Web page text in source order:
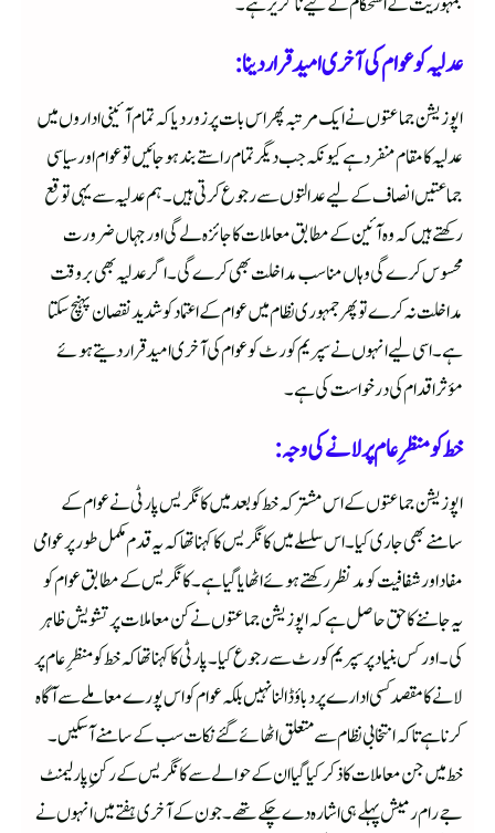
عدلیہ کو عوام کی آخری امید قرار دینا:
اپوزیشن جماعتوں نے ایک مرتبہ پھر اس بات پر زور دیا کہ تمام آئینی اداروں میں
عدلیہ کا مقام منفرد ہے کیونکہ جب دیگر تمام راستے بند ہو جائیں تو عوام اور سیاسی
جماعتیں انصاف کے لیے عدالتوں سے رجوع کرتی ہیں۔ ہم عدلیہ سے یہی توقع
رکھتے ہیں کہ وہ آئین کے مطابق معاملات کا جائزہ لے گی اور جہاں ضرورت
محسوس کرے گی وہاں مناسب مداخلت بھی کرے گی۔ اگر عدلیہ بھی بروقت
مداخلت نہ کرے تو پھر جمہوری نظام میں عوام کے اعتماد کو شدید نقصان پہنچ سکتا
ہے۔ اسی لیے انہوں نے سپریم کورٹ کو عوام کی آخری امید قرار دیتے ہوئے
مؤثر اقدام کی درخواست کی ہے۔
خط کو منظرِ عام پر لانے کی وجہ:
اپوزیشن جماعتوں کے اس مشترکہ خط کو بعد میں کانگریس پارٹی نے عوام کے
سامنے بھی جاری کیا۔ اس سلسلے میں کانگریس کا کہنا تھا کہ یہ قدم مکمل طور پر عوامی
مفاد اور شفافیت کو مدنظر رکھتے ہوئے اٹھایا گیا ہے۔ کانگریس کے مطابق عوام کو
یہ جاننے کا حق حاصل ہے کہ اپوزیشن جماعتوں نے کن معاملات پر تشویش ظاہر
کی۔اور کس بنیاد پر سپریم کورٹ سے رجوع کیا۔ پارٹی کا کہنا تھا کہ خط کو منظرِ عام پر
لانے کا مقصد کسی ادارے پر دباؤ ڈالنا نہیں بلکہ عوام کو اس پورے معاملے سے آگاہ
کرنا ہے تاکہ انتخابی نظام سے متعلق اٹھائے گئے نکات سب کے سامنے آ سکیں۔
خط میں جن معاملات کا ذکر کیا گیا ان کے حوالے سے کانگریس کے رکنِ پارلیمنٹ
جے رام رمیش پہلے ہی اشارہ دے چکے تھے۔ جون کے آخری ہفتے میں انہوں نے